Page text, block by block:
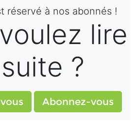
réservé à nos abonnés !
lire
?
Abonnez-vous